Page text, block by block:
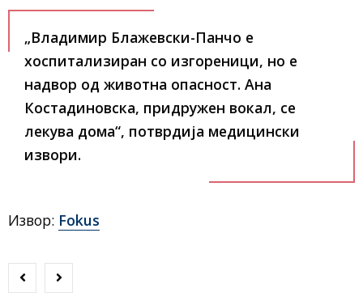
„Владимир Блажевски-Панчо е
хоспитализиран со изгореници, но е
надвор од животна опасност. Ана
Костадиновска, придружен вокал, се
лекува дома“, потврдија медицински
извори.
Извор: Fokus